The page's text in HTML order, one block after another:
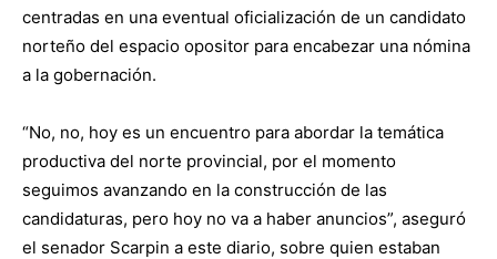
centradas en una eventual oficialización de un candidato
norteño del espacio opositor para encabezar una nómina
a la gobernación.
“No, no, hoy es un encuentro para abordar la temática
productiva del norte provincial, por el momento
seguimos avanzando en la construcción de las
candidaturas, pero hoy no va a haber anuncios”, aseguró
el senador Scarpin a este diario, sobre quien estaban